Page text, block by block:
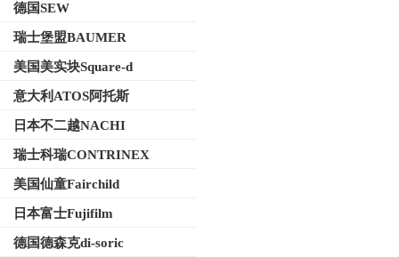
德国SEW
瑞士堡盟BAUMER
美国美实块Square-d
意大利ATOS阿托斯
日本不二越NACHI
瑞士科瑞CONTRINEX
美国仙童Fairchild
日本富士Fujifilm
德国德森克di-soric